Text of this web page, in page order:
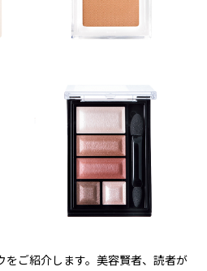
ご紹介します。美容賢者、読者が